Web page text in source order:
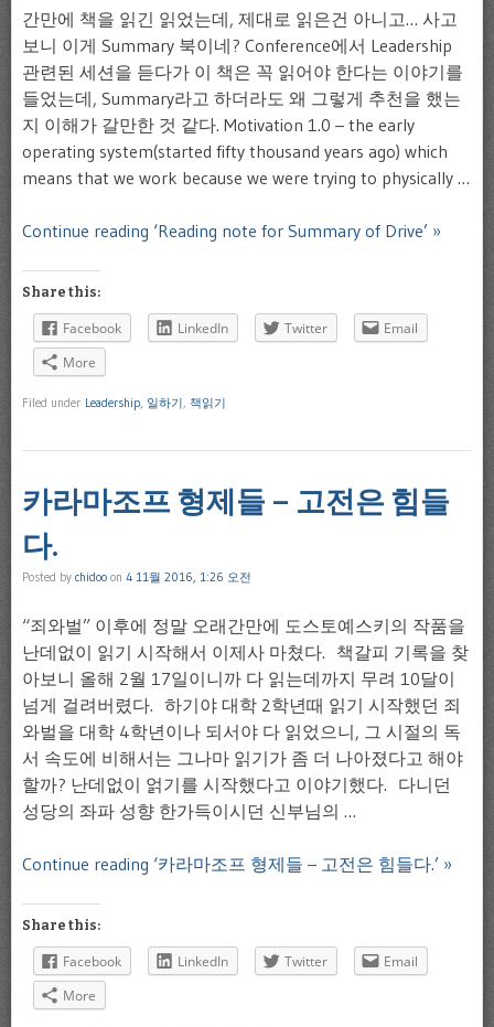
간만에 책을 읽긴 읽었는데, 제대로 읽은건 아니고… 사고
보니 이게 Summary 북이네? Conference에서 Leadership
관련된 세션을 듣다가 이 책은 꼭 읽어야 한다는 이야기를
들었는데, Summary라고 하더라도 왜 그렇게 추천을 했는
지 이해가 갈만한 것 같다. Motivation 1.0 – the early
operating system(started fifty thousand years ago) which
means that we work because we were trying to physically …
Continue reading ‘Reading note for Summary of Drive’ »
Share this:
Facebook LinkedIn Twitter
Email
More
Filed under Leadership, 일하기, 책읽기
카라마조프 형제들 – 고전은 힘들
다.
Posted by chidoo on 4 11월 2016, 1:26 오전
“죄와벌” 이후에 정말 오래간만에 도스토예스키의 작품을
난데없이 읽기 시작해서 이제사 마쳤다. 책갈피 기록을 찾
아보니 올해 2월 17일이니까 다 읽는데까지 무려 10달이
넘게 걸려버렸다. 하기야 대학 2학년때 읽기 시작했던 죄
와벌을 대학 4학년이나 되서야 다 읽었으니, 그 시절의 독
서 속도에 비해서는 그나마 읽기가 좀 더 나아졌다고 해야
할까? 난데없이 얽기를 시작했다고 이야기했다. 다니던
성당의 좌파 성향 한가득이시던 신부님의 …
Continue reading ‘카라마조프 형제들 – 고전은 힘들다.’ »
Share this:
Facebook LinkedIn Twitter
Email
More